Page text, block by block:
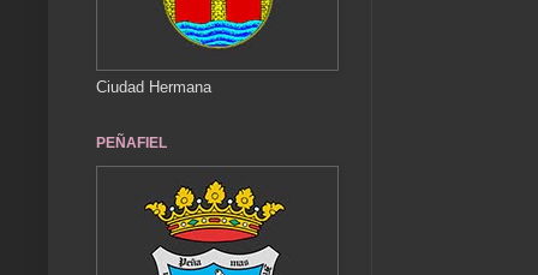
Ciudad Hermana
PEÑAFIEL